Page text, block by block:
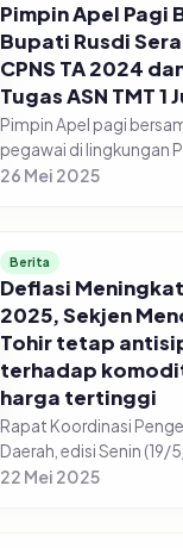
Pimpin Apel Pagi
Bupati Rusdi
CPNS TA 2024
Tugas ASN TMT 1
Pimpin Apel pagi
pegawai di lingkungan
Kabupaten Pasuruan,
Tu...
26 Mei 2025
Berita
Deflasi
2025, Sekjen
Tohir tetap
terhadap
harga tertinggi
Rapat Koordinasi
Daerah, edisi Senin (19/
Sekretaris Jenderal
22 Mei 2025